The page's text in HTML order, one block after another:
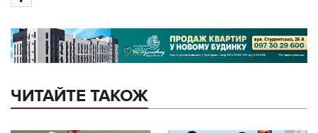
ЧИТАЙТЕ ТАКОЖ